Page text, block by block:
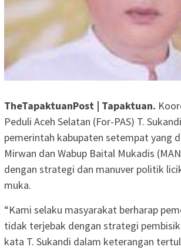
TheTapaktuanPost | Tapaktuan.
Peduli Aceh Selatan (For-PAS) T.
pemerintah kabupaten setempat yang
Mirwan dan Wabup Baital Mukadis
dengan strategi dan manuver politik
muka.
“Kami selaku masyarakat berharap
tidak terjebak dengan strategi pembisik
kata T. Sukandi dalam keterangan